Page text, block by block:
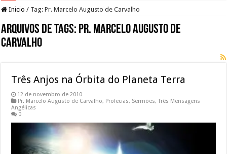
Inicio / Tag:Pr. Marcelo Augusto de Carvalho
Arquivos de Tags: Pr. Marcelo Augusto de
Carvalho
Três Anjos na Órbita do Planeta Terra
12 de novembro de 2010
Pr. Marcelo Augusto de Carvalho, Profecias, Sermões,Três Mensagens
Angélicas
0